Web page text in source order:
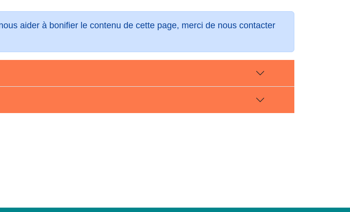
aider à bonifier le contenu de cette page, merci de nous contacter